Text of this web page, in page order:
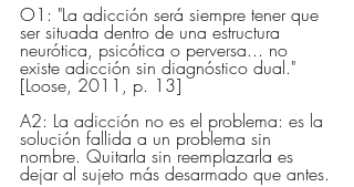
O1: "La adicción será siempre tener que
ser situada dentro de una estructura
neurótica, psicótica o perversa... no
existe adicción sin diagnóstico dual."
[Loose, 2011, p. 13]
A2: La adicción no es el problema: es la
solución fallida a un problema sin
nombre. Quitarla sin reemplazarla es
dejar al sujeto más desarmado que antes.